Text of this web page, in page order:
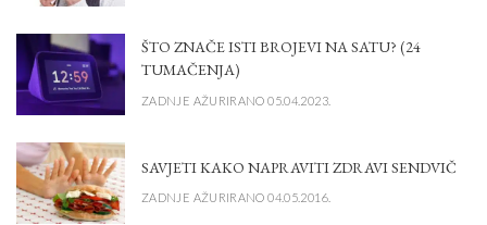
ŠTO ZNAČE ISTI BROJEVI NA SATU? (24
TUMAČENJA)
ZADNJE AŽURIRANO 05.04.2023.
SAVJETI KAKO NAPRAVITI ZDRAVI SENDVIČ
ZADNJE AŽURIRANO 04.05.2016.